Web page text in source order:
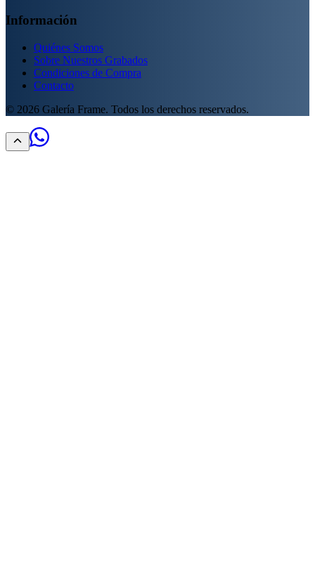
Información
Quiénes Somos
Sobre Nuestros Grabados
Condiciones de Compra
Contacto
© 2026 Galería Frame. Todos los derechos reservados.